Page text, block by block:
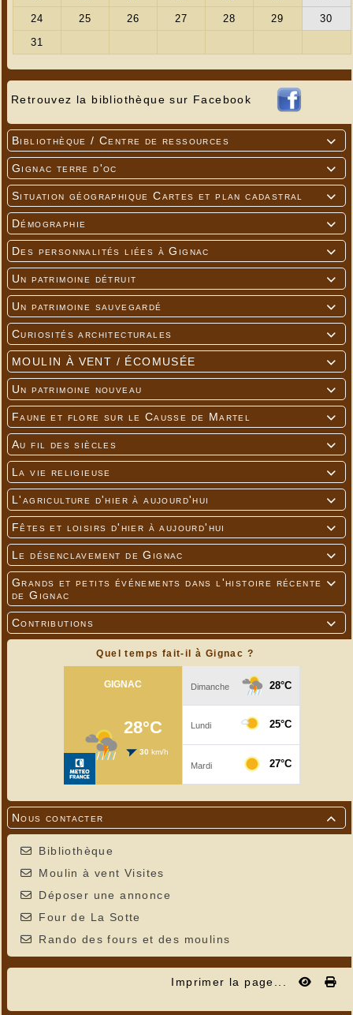
Retrouvez la bibliothèque sur Facebook

Bibliothèque / Centre de ressources

Gignac terre d'oc

Situation géographique Cartes et plan cadastral

Démographie

Des personnalités liées à Gignac

Un patrimoine détruit

Un patrimoine sauvegardé

Curiosités architecturales

MOULIN À VENT / ÉCOMUSÉE

Un patrimoine nouveau

Faune et flore sur le Causse de Martel

Au fil des siècles

La vie religieuse

L'agriculture d'hier à aujourd'hui

Fêtes et loisirs d'hier à aujourd'hui

Le désenclavement de Gignac

Grands et petits événements dans l'histoire récente
de Gignac

Contributions
Quel temps fait-il à Gignac ?

Nous contacter
Bibliothèque
Moulin à vent Visites
Déposer une annonce
Four de La Sotte
Rando des fours et des moulins
Imprimer la page...
---
ENTRÉE GRATUITE